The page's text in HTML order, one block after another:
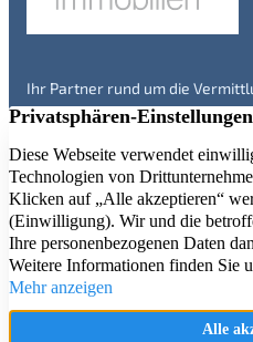
Ihr Partner rund um die
von Immobilien in
Immobilienangebote
Aktuelle Referenzen
Immobilienbewertung